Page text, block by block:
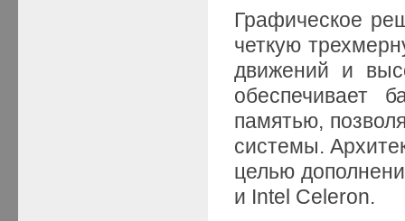
Графическое
четкую
движений и
обеспечивает
памятью,
системы.
целью
и Intel Celeron.